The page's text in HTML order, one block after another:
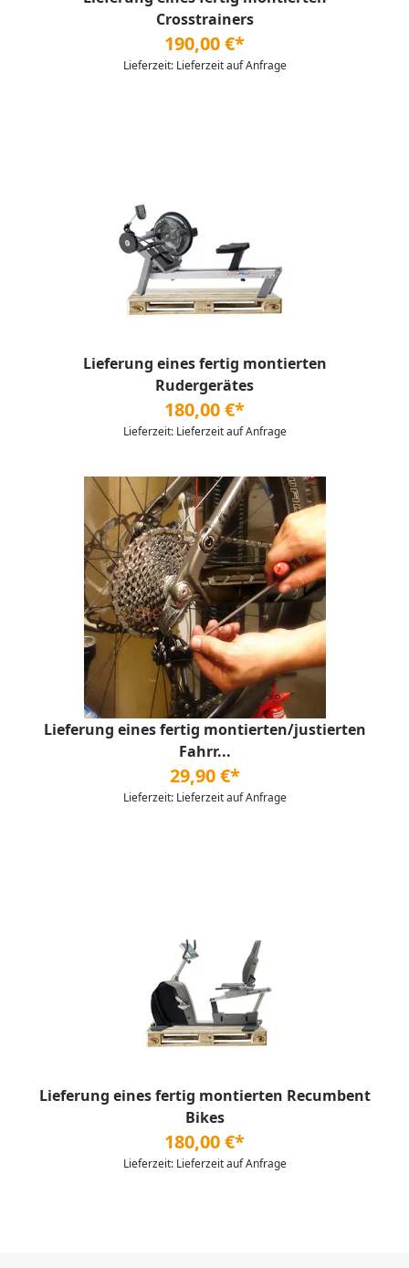
Crosstrainers
190,00 €*
Lieferzeit: Lieferzeit auf Anfrage
Lieferung eines fertig montierten
Rudergerätes
180,00 €*
Lieferzeit: Lieferzeit auf Anfrage
Lieferung eines fertig montierten/justierten
Fahrr...
29,90 €*
Lieferzeit: Lieferzeit auf Anfrage
Lieferung eines fertig montierten Recumbent
Bikes
180,00 €*
Lieferzeit: Lieferzeit auf Anfrage